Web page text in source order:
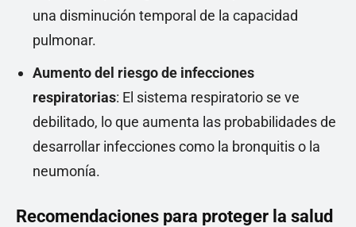
una disminución temporal de la capacidad
pulmonar.
Aumento del riesgo de infecciones
respiratorias: El sistema respiratorio se ve
debilitado, lo que aumenta las probabilidades de
desarrollar infecciones como la bronquitis o la
neumonía.
Recomendaciones para proteger la salud